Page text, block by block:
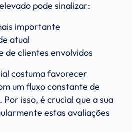
pode sinalizar:
importante
atual
de clientes envolvidos
costuma favorecer
um fluxo constante de
isso, é crucial que a sua
estas avaliações